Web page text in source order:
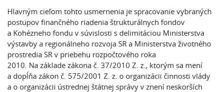
Hlavným cieľom tohto usmernenia je spracovanie vybraných
postupov finančného riadenia štrukturálnych fondov
a Kohézneho fondu v súvislosti s delimitáciou Ministerstva
výstavby a regionálneho rozvoja SR a Ministerstva životného
prostredia SR v priebehu rozpočtového roka
2010. Na základe zákona č. 37/2010 Z. z., ktorým sa mení
a dopĺňa zákon č. 575/2001 Z. z. o organizácii činnosti vlády
a o organizácii ústrednej štátnej správy v znení neskorších